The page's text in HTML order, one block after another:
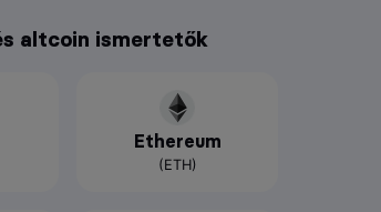
altcoin ismertetők
Ethereum
(ETH)